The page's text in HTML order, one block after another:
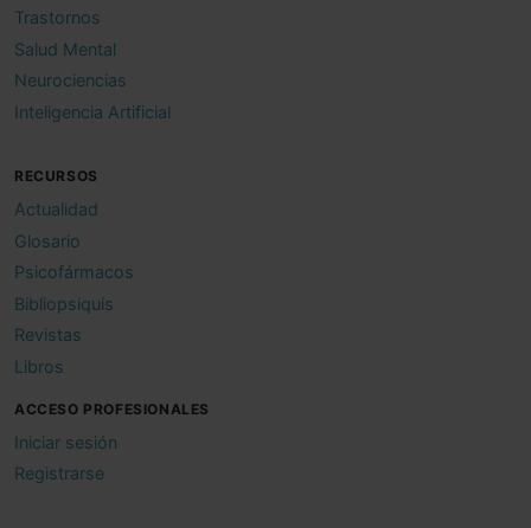
Trastornos
Salud Mental
Neurociencias
Inteligencia Artificial
RECURSOS
Actualidad
Glosario
Psicofármacos
Bibliopsiquis
Revistas
Libros
ACCESO PROFESIONALES
Iniciar sesión
Registrarse